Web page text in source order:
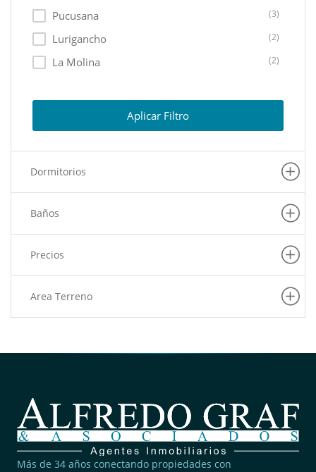
Pucusana (3)
Lurigancho (2)
La Molina (2)
Puente Piedra (1)
Carabayllo (1)
Rimac
Lince
Aplicar Filtro
Dormitorios
Baños
Precios
Area Terreno
Más de 34 años conectando propiedades con